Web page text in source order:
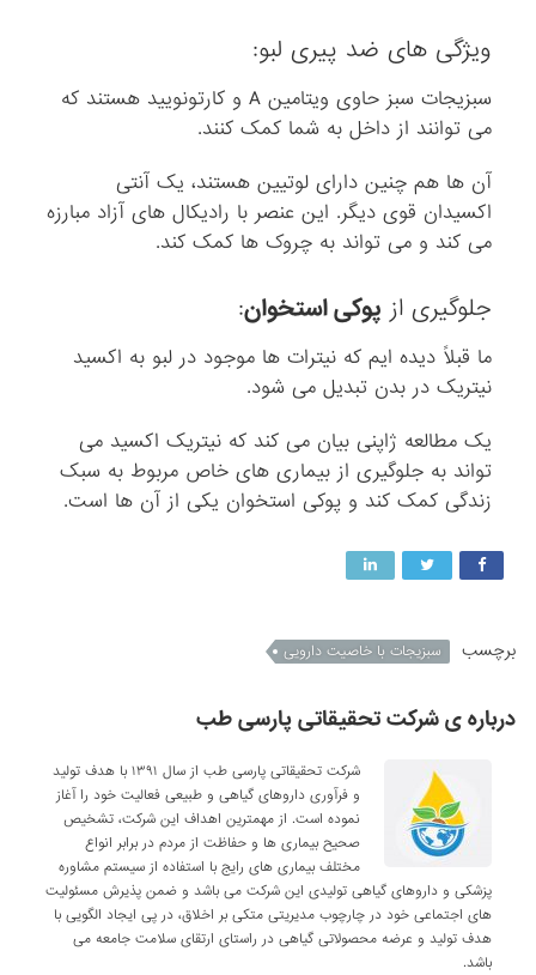
ویژگی های ضد پیری لبو:
سبزیجات سبز حاوی ویتامین A و کارتونویید هستند که
می توانند از داخل به شما کمک کنند.
آن ها هم چنین دارای لوتیین هستند، یک آنتی
اکسیدان قوی دیگر. این عنصر با رادیکال های آزاد مبارزه
می کند و می تواند به چروک ها کمک کند.
جلوگیری از پوکی استخوان:
ما قبلاً دیده ایم که نیترات ها موجود در لبو به اکسید
نیتریک در بدن تبدیل می شود.
یک مطالعه ژاپنی بیان می کند که نیتریک اکسید می
تواند به جلوگیری از بیماری های خاص مربوط به سبک
زندگی کمک کند و پوکی استخوان یکی از آن ها است.
برچسب سبزیجات با خاصیت دارویی
درباره ی شرکت تحقیقاتی پارسی طب
شرکت تحقیقاتی پارسی طب از سال ۱۳۹۱ با هدف تولید
و فرآوری داروهای گیاهی و طبیعی فعالیت خود را آغاز
نموده است. از مهمترین اهداف این شرکت، تشخیص
صحیح بیماری ها و حفاظت از مردم در برابر انواع
مختلف بیماری های رایج با استفاده از سیستم مشاوره
پزشکی و داروهای گیاهی تولیدی این شرکت می باشد و ضمن پذیرش مسئولیت
های اجتماعی خود در چارچوب مدیریتی متکی بر اخلاق، در پی ایجاد الگویی با
هدف تولید و عرضه محصولاتی گیاهی در راستای ارتقای سلامت جامعه می
باشد.